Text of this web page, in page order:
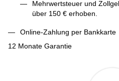
Mehrwertsteuer und
über 150 € erhoben.
Online-Zahlung per Bankkarte
12 Monate Garantie